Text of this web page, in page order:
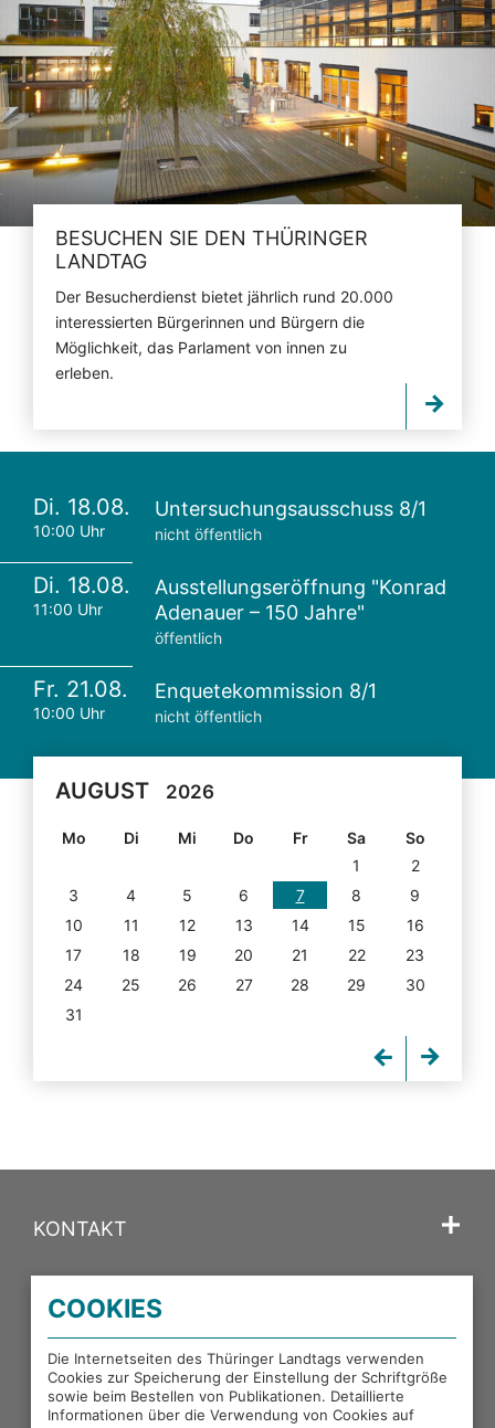
BESUCHEN SIE DEN THÜRINGER
LANDTAG
Der Besucherdienst bietet jährlich rund 20.000
interessierten Bürgerinnen und Bürgern die
Möglichkeit, das Parlament von innen zu
erleben.
Di. 18.08.
10:00 Uhr
Untersuchungsausschuss 8/1
nicht öffentlich
Di. 18.08.
11:00 Uhr
Ausstellungseröffnung "Konrad
Adenauer – 150 Jahre"
öffentlich
Fr. 21.08.
10:00 Uhr
Enquetekommission 8/1
nicht öffentlich
AUGUST 2026
Mo Di Mi Do Fr Sa
So
1
2
3
4 5 6 7 8
9
10
11 12 13 14 15
16
17
18 19 20 21 22
23
24
25 26 27 28 29
30
31
KONTAKT
PORTALE DES THÜRINGER LANDTAGS
EXTERNE LINKS
COOKIES
Die Internetseiten des Thüringer Landtags verwenden
Cookies zur Speicherung der Einstellung der Schriftgröße
sowie beim Bestellen von Publikationen. Detaillierte
Informationen über die Verwendung von Cookies auf